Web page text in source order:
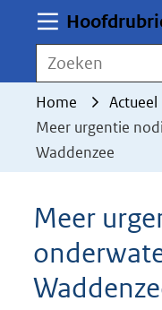
worden
toegestaan
geweigerd.
Zoeken
Home Actueel
Meer urgentie
Waddenzee
Meer